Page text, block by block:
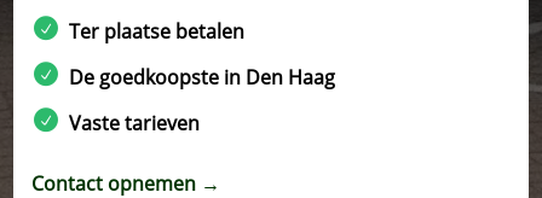
Ter plaatse betalen
De goedkoopste in Den Haag
Vaste tarieven
Contact opnemen →